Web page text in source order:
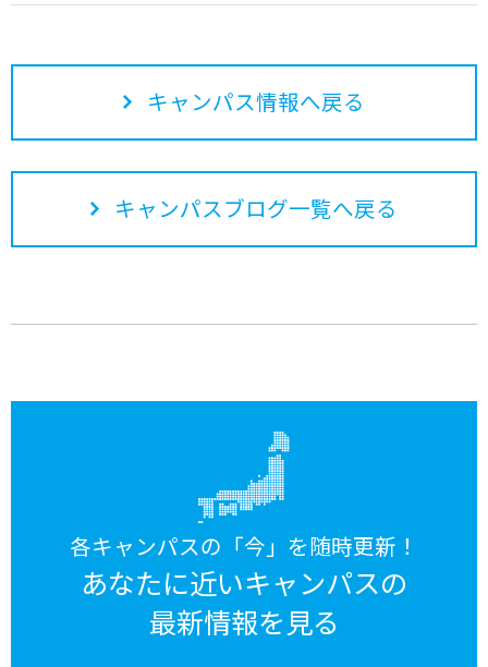
キャンパス情報へ戻る
キャンパスブログ一覧へ戻る
各キャンパスの「今」を随時更新！
あなたに近いキャンパスの
最新情報を見る